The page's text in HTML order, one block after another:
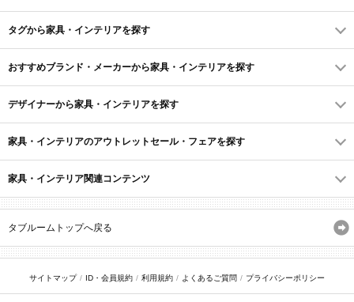
タグから家具・インテリアを探す
おすすめブランド・メーカーから家具・インテリアを探す
デザイナーから家具・インテリアを探す
家具・インテリアのアウトレットセール・フェアを探す
家具・インテリア関連コンテンツ
タブルームトップへ戻る
サイトマップ ID・会員規約 利用規約 よくあるご質問 プライバシーポリシー